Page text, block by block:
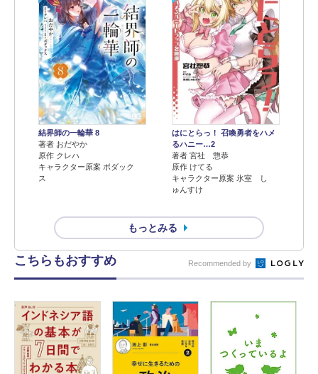
結界師の一輪華 8
著者 おだやか
原作 クレハ
キャラクター原案 ボダック
ス
はにとらっ！ 召喚勇者をハメ
るハニー…2
著者 宮社 惣恭
原作 けてる
キャラクター原案 氷室 し
ゅんすけ
もっとみる
こちらもおすすめ Recommended by